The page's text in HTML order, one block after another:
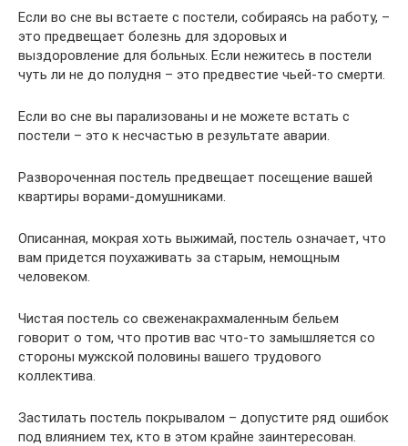
Если во сне вы встаете с постели, собираясь на работу, –
это предвещает болезнь для здоровых и
выздоровление для больных. Если нежитесь в постели
чуть ли не до полудня – это предвестие чьей-то смерти.
Если во сне вы парализованы и не можете встать с
постели – это к несчастью в результате аварии.
Развороченная постель предвещает посещение вашей
квартиры ворами-домушниками.
Описанная, мокрая хоть выжимай, постель означает, что
вам придется поухаживать за старым, немощным
человеком.
Чистая постель со свеженакрахмаленным бельем
говорит о том, что против вас что-то замышляется со
стороны мужской половины вашего трудового
коллектива.
Застилать постель покрывалом – допустите ряд ошибок
под влиянием тех, кто в этом крайне заинтересован.